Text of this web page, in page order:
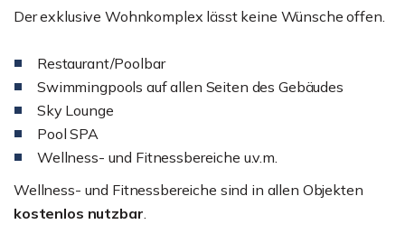
Der exklusive Wohnkomplex lässt keine Wünsche offen.
Restaurant/Poolbar
Swimmingpools auf allen Seiten des Gebäudes
Sky Lounge
Pool SPA
Wellness- und Fitnessbereiche u.v.m.
Wellness- und Fitnessbereiche sind in allen Objekten
kostenlos nutzbar.